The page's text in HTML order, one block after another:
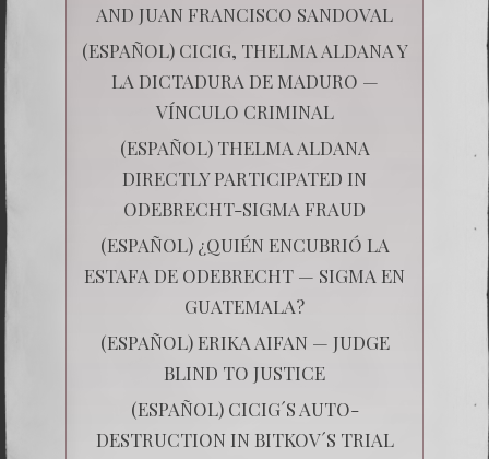
AND JUAN FRANCISCO SANDOVAL
(ESPAÑOL) CICIG, THELMA ALDANA Y
LA DICTADURA DE MADURO —
VÍNCULO CRIMINAL
(ESPAÑOL) THELMA ALDANA
DIRECTLY PARTICIPATED IN
ODEBRECHT-SIGMA FRAUD
(ESPAÑOL) ¿QUIÉN ENCUBRIÓ LA
ESTAFA DE ODEBRECHT — SIGMA EN
GUATEMALA?
(ESPAÑOL) ERIKA AIFAN — JUDGE
BLIND TO JUSTICE
(ESPAÑOL) CICIG´S AUTO-
DESTRUCTION IN BITKOV´S TRIAL